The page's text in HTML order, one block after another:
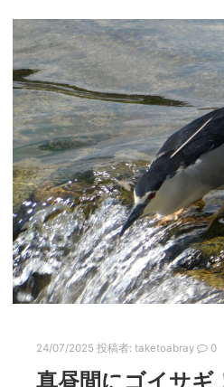
24/07/2025 投稿者: taketoabray 0
真昼間にゴイサギ